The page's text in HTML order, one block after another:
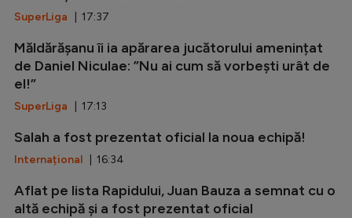
SuperLiga | 17:37
Măldărășanu îi ia apărarea jucătorului amenințat
de Daniel Niculae: ”Nu ai cum să vorbești urât de
el!”
SuperLiga | 17:13
Salah a fost prezentat oficial la noua echipă!
Internațional | 16:34
Aflat pe lista Rapidului, Juan Bauza a semnat cu o
altă echipă și a fost prezentat oficial